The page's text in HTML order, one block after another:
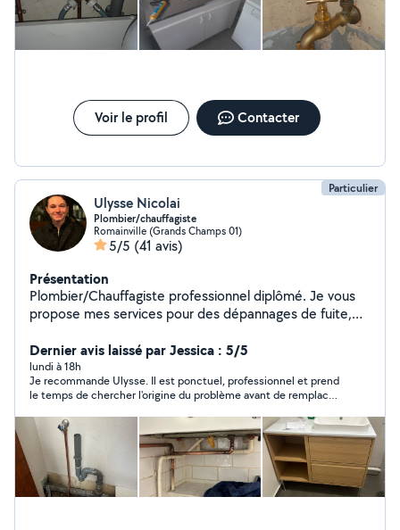
Voir le profil Contacter
Particulier
Ulysse Nicolai
Plombier/chauffagiste
Romainville (Grands Champs 01)
5/5 (41 avis)
Présentation
Plombier/Chauffagiste professionnel diplômé. Je vous
propose mes services pour des dépannages de fuite,
installations comme des ballons, chaudière, lavabo,
Dernier avis laissé par Jessica : 5/5
lundi à 18h
Je recommande Ulysse. Il est ponctuel, professionnel et prend
le temps de chercher l'origine du problème avant de remplacer
a trouvé une solution qui a permis de retrouver un bon débit
d'eau chaude, sans me faire remplacer le chauffe-eau
inutilement. Il explique bien ce qu'il fait et est de bon conseil.
Merci pour votre sérieux et votre efficacité !